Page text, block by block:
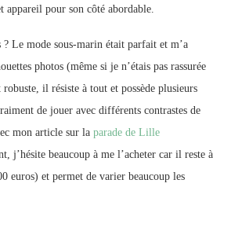
appareil pour son côté abordable.
? Le mode sous-marin était parfait et m’a
photos (même si je n’étais pas rassurée
il résiste à tout et possède plusieurs
de jouer avec différents contrastes de
mon article sur la parade de Lille
j’hésite beaucoup à me l’acheter car il reste à
euros) et permet de varier beaucoup les